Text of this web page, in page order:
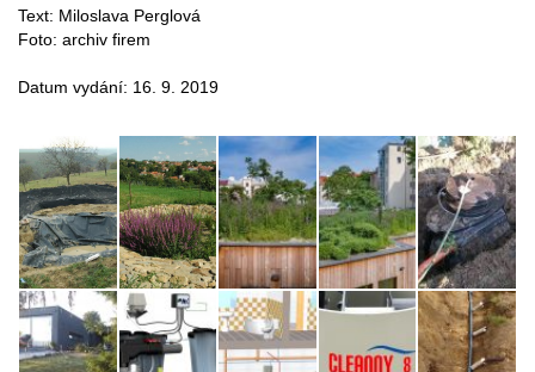
Text: Miloslava Perglová
Foto: archiv firem
Datum vydání: 16. 9. 2019